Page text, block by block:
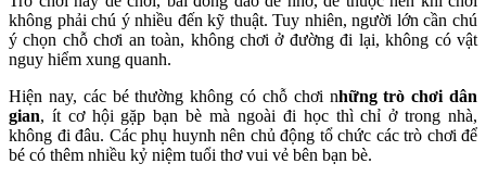
không phải chú ý nhiều đến kỹ thuật. Tuy nhiên, người lớn cần chú
ý chọn chỗ chơi an toàn, không chơi ở đường đi lại, không có vật
nguy hiểm xung quanh.
Hiện nay, các bé thường không có chỗ chơi những trò chơi dân
gian, ít cơ hội gặp bạn bè mà ngoài đi học thì chỉ ở trong nhà,
không đi đâu. Các phụ huynh nên chủ động tổ chức các trò chơi để
bé có thêm nhiều kỷ niệm tuổi thơ vui vẻ bên bạn bè.